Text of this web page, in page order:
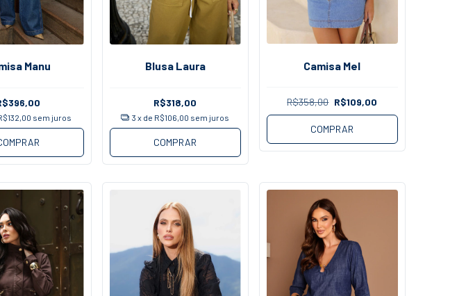
Manu
sem juros
Blusa Laura
R$318,00
3 x de R$106,00 sem juros
COMPRAR
Camisa Mel
R$358,00 R$109,00
COMPRAR